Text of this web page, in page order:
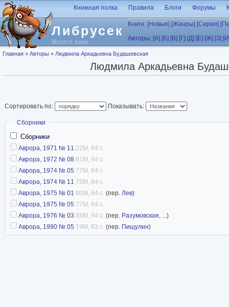
Перейти к основному содержанию
Либрусек
Много книг
Книжная полка Правила Блоги Форумы
Книги: [Новые] [Жанры] [Серии]
Авторы: [А] [Б] [В] [Г] [Д] [Е] [Ж] [З]
Вы здесь
Главная » Авторы » Людмила Аркадьевна Будашевская
Людмила Аркадьевна
Сортировать по: Показывать:
Скрыть
Сборники
Сборники
Аврора, 1971 № 11 22M, 84 с.
Аврора, 1972 № 08 81M, 84 с.
Аврора, 1974 № 05 77M, 84 с.
Аврора, 1974 № 11 75M, 84 с.
Аврора, 1975 № 01 80M, 84 с. (пер. Лев)
Аврора, 1975 № 05 77M, 84 с.
Аврора, 1976 № 03 85M, 84 с. (пер. Разумовская, ...)
Аврора, 1990 № 05 19M, 83 с. (пер. Пищулин)